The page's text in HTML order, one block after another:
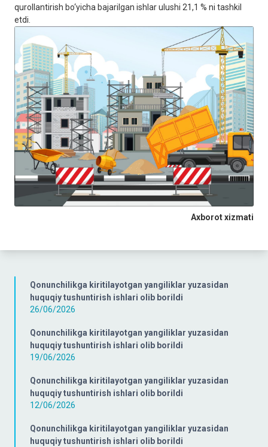
Qonunchilikga kiritilayotgan yangiliklar yuzasidan
huquqiy tushuntirish ishlari olib borildi
26/06/2026
Qonunchilikga kiritilayotgan yangiliklar yuzasidan
huquqiy tushuntirish ishlari olib borildi
19/06/2026
Qonunchilikga kiritilayotgan yangiliklar yuzasidan
huquqiy tushuntirish ishlari olib borildi
12/06/2026
Qonunchilikga kiritilayotgan yangiliklar yuzasidan
huquqiy tushuntirish ishlari olib borildi
qurollantirish bo‘yicha bajarilgan ishlar ulushi 21,1 % ni tashkil
etdi.
Axborot xizmati